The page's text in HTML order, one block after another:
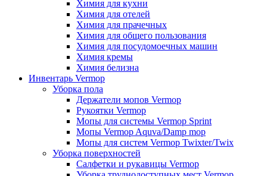
Химия для кухни
Химия для отелей
Химия для прачечных
Химия для общего пользования
Химия для посудомоечных машин
Химия кремы
Химия белизна
Инвентарь Vermop
Уборка пола
Держатели мопов Vermop
Рукоятки Vermop
Мопы для системы Vermop Sprint
Мопы Vermop Aquva/Damp mop
Мопы для систем Vermop Twixter/Twix
Уборка поверхностей
Салфетки и рукавицы Vermop